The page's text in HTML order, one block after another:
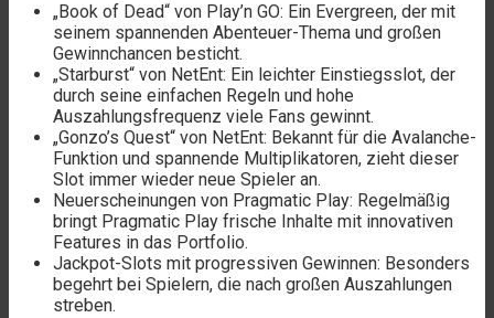
„Book of Dead“ von Play’n GO: Ein Evergreen, der mit
seinem spannenden Abenteuer-Thema und großen
Gewinnchancen besticht.
„Starburst“ von NetEnt: Ein leichter Einstiegsslot, der
durch seine einfachen Regeln und hohe
Auszahlungsfrequenz viele Fans gewinnt.
„Gonzo’s Quest“ von NetEnt: Bekannt für die Avalanche-
Funktion und spannende Multiplikatoren, zieht dieser
Slot immer wieder neue Spieler an.
Neuerscheinungen von Pragmatic Play: Regelmäßig
bringt Pragmatic Play frische Inhalte mit innovativen
Features in das Portfolio.
Jackpot-Slots mit progressiven Gewinnen: Besonders
begehrt bei Spielern, die nach großen Auszahlungen
streben.